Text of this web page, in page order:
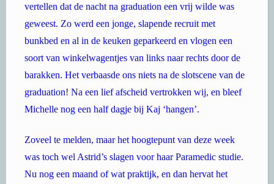
vertellen dat de nacht na graduation een vrij wilde was
geweest. Zo werd een jonge, slapende recruit met
bunkbed en al in de keuken geparkeerd en vlogen een
soort van winkelwagentjes van links naar rechts door de
barakken. Het verbaasde ons niets na de slotscene van de
graduation! Na een lief afscheid vertrokken wij, en bleef
Michelle nog een half dagje bij Kaj ‘hangen’.
Zoveel te melden, maar het hoogtepunt van deze week
was toch wel Astrid’s slagen voor haar Paramedic studie.
Nu nog een maand of wat praktijk, en dan hervat het